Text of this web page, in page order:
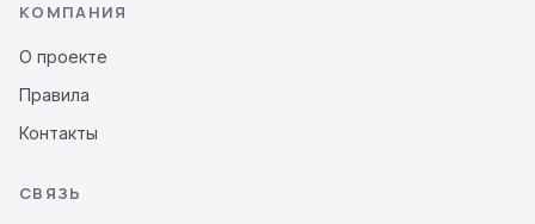
КОМПАНИЯ
О проекте
Правила
Контакты
СВЯЗЬ